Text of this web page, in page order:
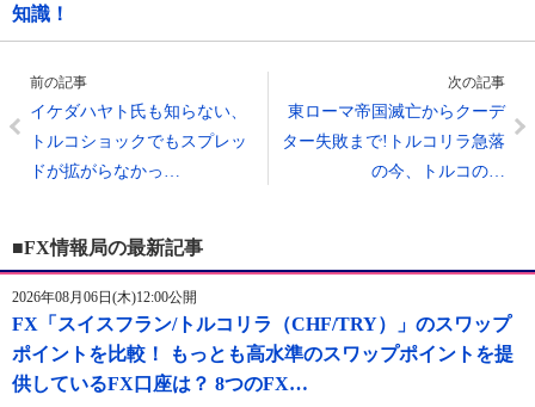
知識！
前の記事
イケダハヤト氏も知らない、
トルコショックでもスプレッ
ドが拡がらなかっ…
次の記事
東ローマ帝国滅亡からクーデ
ター失敗まで!トルコリラ急落
の今、トルコの…
■FX情報局の最新記事
2026年08月06日(木)12:00公開
FX「スイスフラン/トルコリラ（CHF/TRY）」のスワップ
ポイントを比較！ もっとも高水準のスワップポイントを提
供しているFX口座は？ 8つのFX…